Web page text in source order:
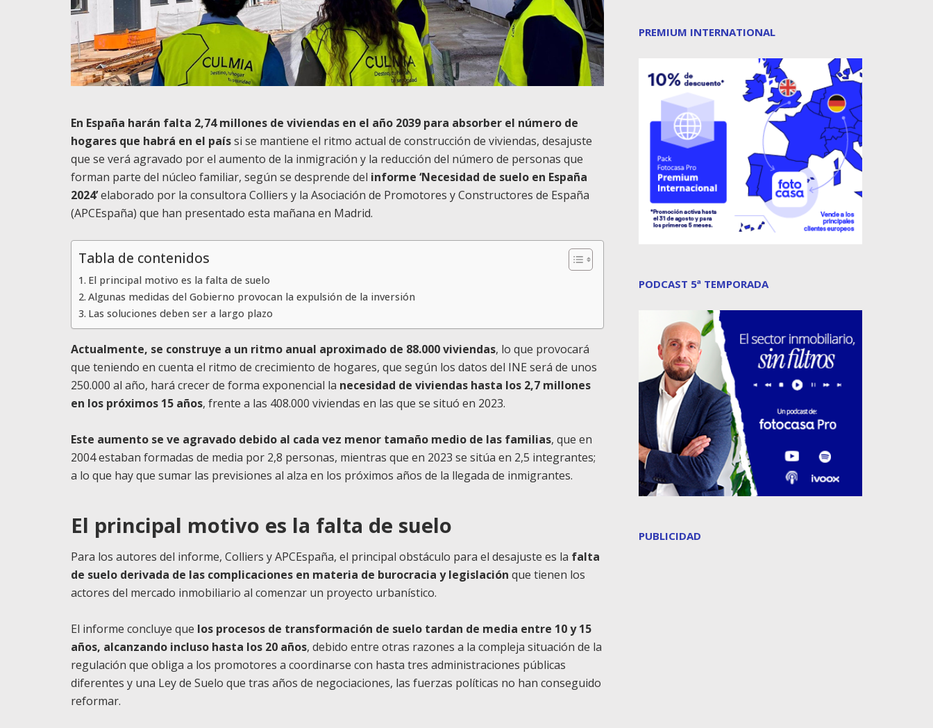
En España harán falta 2,74 millones de viviendas en el año 2039 para absorber el número de
hogares que habrá en el paíssi se mantiene el ritmo actual de construcción de viviendas, desajuste
que se verá agravado por el aumento de la inmigración y la reducción del número de personas que
forman parte del núcleo familiar, según se desprende del informe ‘Necesidad de suelo en España
2024’elaborado por la consultora Colliers y la Asociación de Promotores y Constructores de España
(APCEspaña) que han presentado esta mañana en Madrid.
Tabla de contenidos
El principal motivo es la falta de suelo
Algunas medidas del Gobierno provocan la expulsión de la inversión
Las soluciones deben ser a largo plazo
Actualmente, se construye a un ritmo anual aproximado de 88.000 viviendas, lo que provocará
que teniendo en cuenta el ritmo de crecimiento de hogares, que según los datos del INE será de unos
250.000 al año, hará crecer de forma exponencial la necesidad de viviendas hasta los 2,7 millones
en los próximos 15 años, frente a las 408.000 viviendas en las que se situó en 2023.
Este aumento se ve agravado debido al cada vez menor tamaño medio de las familias, que en
2004 estaban formadas de media por 2,8 personas, mientras que en 2023 se sitúa en 2,5 integrantes;
a lo que hay que sumar las previsiones al alza en los próximos años de la llegada de inmigrantes.
El principal motivo es la falta de suelo
Para los autores del informe, Colliers y APCEspaña, el principal obstáculo para el desajuste es la falta
de suelo derivada de las complicaciones en materia de burocracia y legislación que tienen los
actores del mercado inmobiliario al comenzar un proyecto urbanístico.
El informe concluye que los procesos de transformación de suelo tardan de media entre 10 y 15
años, alcanzando incluso hasta los 20 años, debido entre otras razones a la compleja situación de la
regulación que obliga a los promotores a coordinarse con hasta tres administraciones públicas
diferentes y una Ley de Suelo que tras años de negociaciones, las fuerzas políticas no han conseguido
reformar.
PREMIUM INTERNATIONAL
PODCAST 5ª TEMPORADA
PUBLICIDAD